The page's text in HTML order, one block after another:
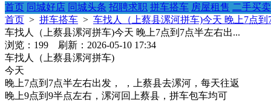
首页 同城好店 同城头条 招聘求职 拼车搭车 房屋租售 二手买卖
首页 > 拼车搭车 > 车找人（上蔡县漯河拼车)今天 晚上7点到
车找人（上蔡县漯河拼车)今天 晚上7点到7点半左右出...
浏览：199 刷新：2026-05-10 17:34
车找人（上蔡县漯河拼车)
今天
晚上7点到7点半左右出发， ，上蔡县去漯河，每天往返
晚上9点到9半点左右，漯河回上蔡县，拼车包车均可